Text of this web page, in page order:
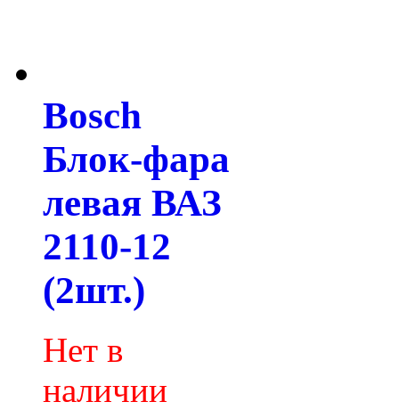
Bosch
Блок-фара
левая ВАЗ
2110-12
(2шт.)
Нет в
наличии